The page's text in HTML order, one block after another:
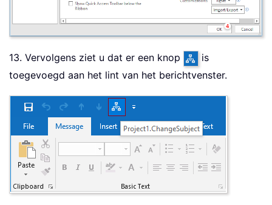
13. Vervolgens ziet u dat er een knop
is
toegevoegd aan het lint van het berichtvenster.